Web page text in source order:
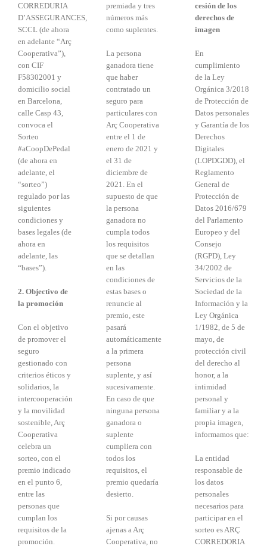
CORREDURIA
D’ASSEGURANCES,
SCCL (de ahora
en adelante “Arç
Cooperativa”),
con CIF
F58302001 y
domicilio social
en Barcelona,
calle Casp 43,
convoca el
Sorteo
#aCoopDePedal
(de ahora en
adelante, el
“sorteo”)
regulado por las
siguientes
condiciones y
bases legales (de
ahora en
adelante, las
“bases”).
2. Objectivo de
la promoción
Con el objetivo
de promover el
seguro
gestionado con
criterios éticos y
solidarios, la
intercooperación
y la movilidad
sostenible, Arç
Cooperativa
celebra un
sorteo, con el
premio indicado
en el punto 6,
entre las
personas que
cumplan los
requisitos de la
promoción.
premiada y tres
números más
como suplentes.
La persona
ganadora tiene
que haber
contratado un
seguro para
particulares con
Arç Cooperativa
entre el 1 de
enero de 2021 y
el 31 de
diciembre de
2021. En el
supuesto de que
la persona
ganadora no
cumpla todos
los requisitos
que se detallan
en las
condiciones de
estas bases o
renuncie al
premio, este
pasará
automáticamente
a la primera
persona
suplente, y así
sucesivamente.
En caso de que
ninguna persona
ganadora o
suplente
cumpliera con
todos los
requisitos, el
premio quedaría
desierto.
Si por causas
ajenas a Arç
Cooperativa, no
cesión de los
derechos de
imagen
En
cumplimiento
de la Ley
Orgánica 3/2018
de Protección de
Datos personales
y Garantía de los
Derechos
Digitales
(LOPDGDD), el
Reglamento
General de
Protección de
Datos 2016/679
del Parlamento
Europeo y del
Consejo
(RGPD), Ley
34/2002 de
Servicios de la
Sociedad de la
Información y la
Ley Orgánica
1/1982, de 5 de
mayo, de
protección civil
del derecho al
honor, a la
intimidad
personal y
familiar y a la
propia imagen,
informamos que:
La entidad
responsable de
los datos
personales
necesarios para
participar en el
sorteo es ARÇ
CORREDORIA